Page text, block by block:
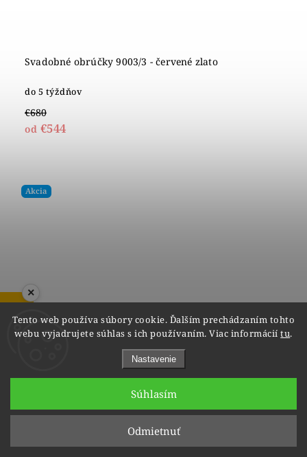
Tento web používa súbory cookie. Ďalším prechádzaním tohto
webu vyjadrujete súhlas s ich používaním. Viac informáciítu.
Nastavenie
Odmietnuť
Súhlasím
Svadobné obrúčky 9003/3 - červené zlato
do 5 týždňov
€680
od €544
Akcia
ZOBRAZIŤ RECENZIE
×